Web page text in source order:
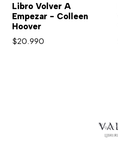
Libro Volver A
Empezar - Colleen
Hoover
$20.990